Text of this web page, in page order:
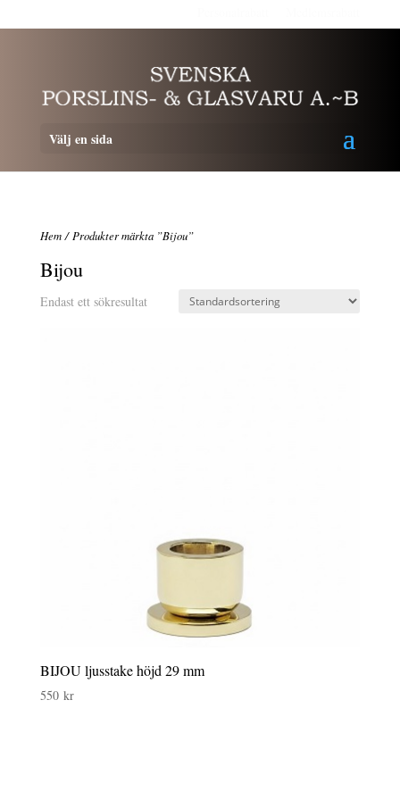
Välj en sida
Hem/ Produkter märkta ”Bijou”
Bijou
Endast ett sökresultat
BIJOU ljusstake höjd 29 mm
550 kr